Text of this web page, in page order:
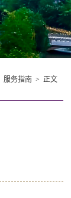
服务指南 > 正文